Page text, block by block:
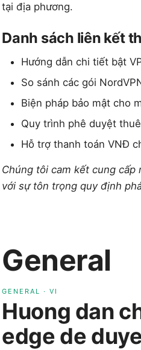
tại địa phương.
Danh sách liên kết
Hướng dẫn chi tiết bật
So sánh các gói
Biện pháp bảo mật cho
Quy trình phê duyệt
Hỗ trợ thanh toán VNĐ
Chúng tôi cam kết cung cấp
với sự tôn trọng quy định
General
GENERAL · VI
Huong dan
edge de